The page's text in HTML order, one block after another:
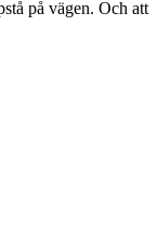
på vägen. Och att